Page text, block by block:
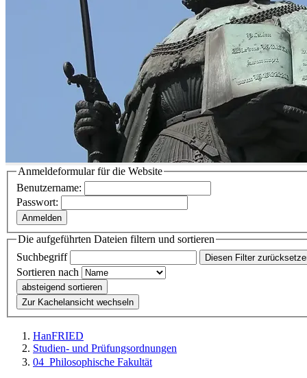
Anmeldeformular für die Website
Benutzername:
Passwort:
Anmelden
Die aufgeführten Dateien filtern und sortieren
Suchbegriff
Diesen Filter
Sortieren nach
absteigend sortieren
Zur Kachelansicht wechseln
HanFRIED
Studien- und Prüfungsordnungen
04_Philosophische Fakultät